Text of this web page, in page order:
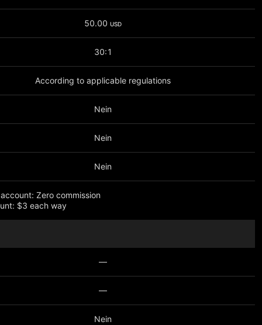
50.00 USD
30:1
According to applicable regulations
Nein
Nein
Nein
Zero commission
$3 each way
—
—
Nein